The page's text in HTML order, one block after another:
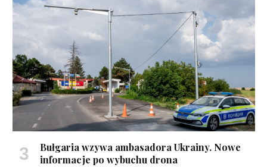
Bułgaria wzywa ambasadora Ukrainy. Nowe
informacje po wybuchu drona